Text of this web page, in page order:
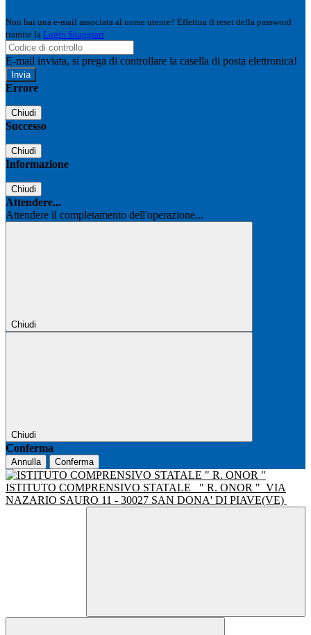
Non hai una e-mail associata al nome utente? Effettua il reset della password
tramite la Login Spaggiari
E-mail inviata, si prega di controllare la casella di posta elettronica!
Errore
Chiudi
Successo
Chiudi
Informazione
Chiudi
Attendere...
Attendere il completamento dell'operazione...
Chiudi
Chiudi
Conferma
Annulla Conferma
ISTITUTO COMPRENSIVO STATALE " R. ONOR " VIA
NAZARIO SAURO 11 - 30027 SAN DONA' DI PIAVE(VE)